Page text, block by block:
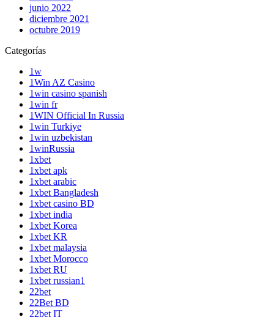
junio 2022
diciembre 2021
octubre 2019
Categorías
1w
1Win AZ Casino
1win casino spanish
1win fr
1WIN Official In Russia
1win Turkiye
1win uzbekistan
1winRussia
1xbet
1xbet apk
1xbet arabic
1xbet Bangladesh
1xbet casino BD
1xbet india
1xbet Korea
1xbet KR
1xbet malaysia
1xbet Morocco
1xbet RU
1xbet russian1
22bet
22Bet BD
22bet IT